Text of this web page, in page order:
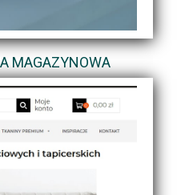
MAGAZYNOWA